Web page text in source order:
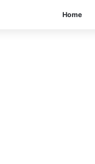
Home